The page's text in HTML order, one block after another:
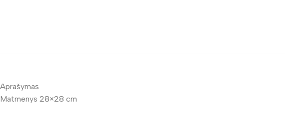
Aprašymas
Matmenys 28×28 cm